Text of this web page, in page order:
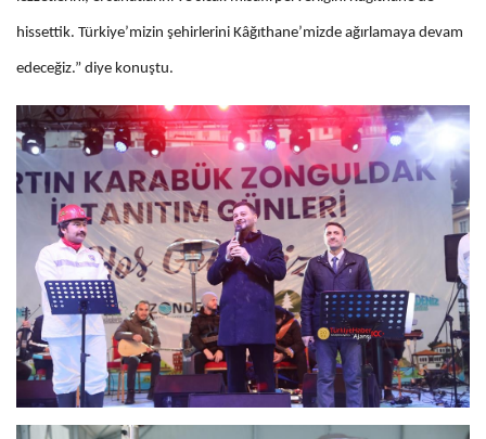
hissettik. Türkiye’mizin şehirlerini Kâğıthane’mizde ağırlamaya devam
edeceğiz.” diye konuştu.